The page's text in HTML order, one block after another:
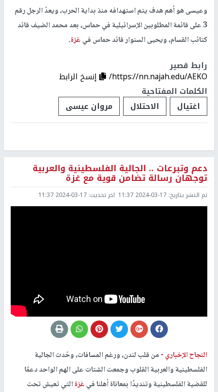
وعيسى هو أهم هدف يتم استهدافه منذ بداية الحرب، ويعدّ الرجل رقم
3 على قائمة المطلوبين الإسرائيلية في حماس، بعد محمد الضيف قائد
كتائب القسام، ويحيى السنوار قائد حماس فيغزة.
رابط قصير
https://nn.najah.edu/AEKO/
إنسخ الرابط
الكلمات المفتاحية
اغتيال
الاحتلال مروان عيسى
دعم وتبرعات .. الجالية الفلسطينية والعربية
توجهان رسالة تضامن قوية مع غزة
تم النشر بتاريخ: 2024-03-17 11:37 اخر تحديث: 2024-03-17 11:37
النجاح الإخباري -من قلب لندن، ورغم المسافات، وحّدت الجالية
الفلسطينية والعربية القلوب وجمعت الشتات على الهم الواحد دعمًا
للقضية الفلسطينية وتنديدًا بمعاناة أهلنا فيغزةالتي تعيش تحت